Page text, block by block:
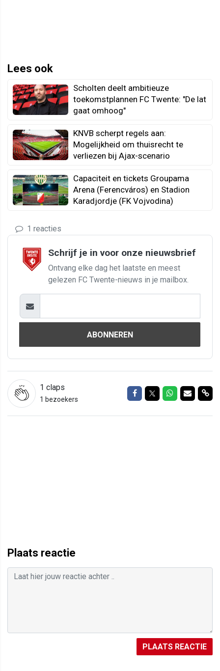
Lees ook
Scholten deelt ambitieuze
toekomstplannen FC Twente: "De lat
gaat omhoog"
KNVB scherpt regels aan:
Mogelijkheid om thuisrecht te
verliezen bij Ajax-scenario
Capaciteit en tickets Groupama
Arena (Ferencváros) en Stadion
Karadjordje (FK Vojvodina)
1 reacties
Schrijf je in voor onze nieuwsbrief
Ontvang elke dag het laatste en meest
gelezen FC Twente-nieuws in je mailbox.
ABONNEREN
1 claps
1 bezoekers
Delen op Facebook
Delen op Twitter
Delen op
Delen
Plaats reactie
PLAATS REACTIE